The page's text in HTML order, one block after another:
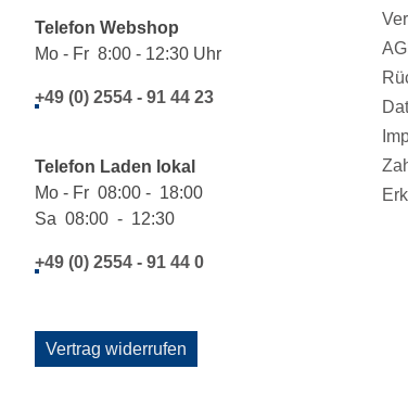
Telefon Webshop
Mo - Fr 8:00 - 12:30 Uhr
+49 (0) 2554 - 91 44 23
Telefon Laden lokal
Mo - Fr 08:00 - 18:00
Sa 08:00 - 12:30
+49 (0) 2554 - 91 44 0
Vertrag widerrufen